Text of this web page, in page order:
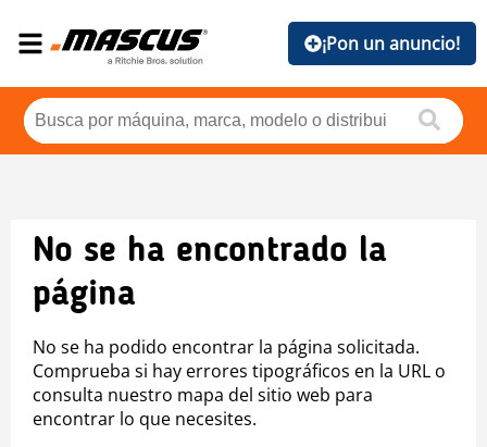
¡Pon un anuncio!
No se ha encontrado la
página
No se ha podido encontrar la página solicitada.
Comprueba si hay errores tipográficos en la URL o
consulta nuestro mapa del sitio web para
encontrar lo que necesites.